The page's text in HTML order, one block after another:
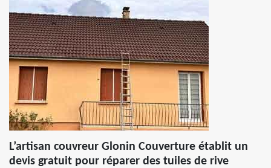
L’artisan couvreur Glonin Couverture établit un
devis gratuit pour réparer des tuiles de rive